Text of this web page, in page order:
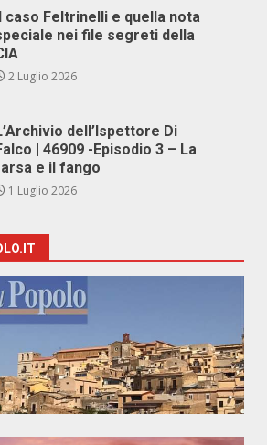
caso Feltrinelli e quella nota
nei file segreti della
2 Luglio 2026
dell’Ispettore Di
| 46909 -Episodio 3 – La
e il fango
1 Luglio 2026